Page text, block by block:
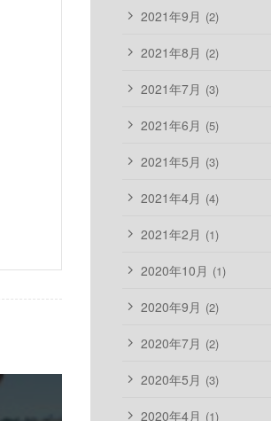
2021年9月 (2)
2021年8月 (2)
2021年7月 (3)
2021年6月 (5)
2021年5月 (3)
2021年4月 (4)
2021年2月 (1)
2020年10月 (1)
2020年9月 (2)
2020年7月 (2)
2020年5月 (3)
2020年4月 (1)